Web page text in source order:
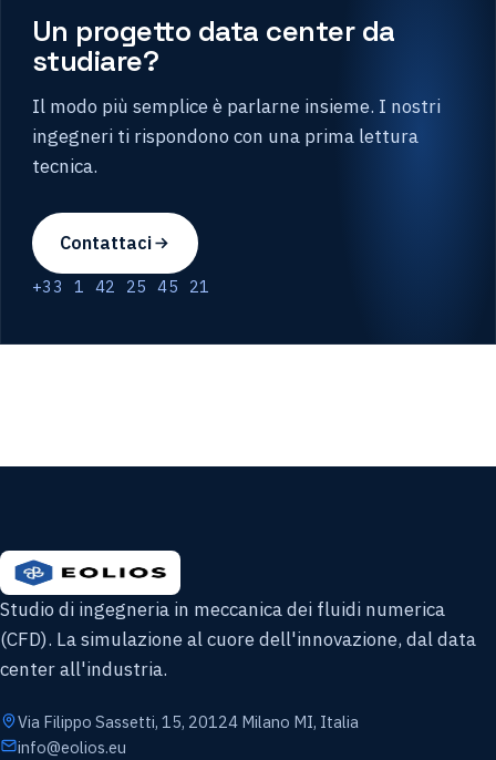
Un progetto data center da
studiare?
Il modo più semplice è parlarne insieme. I nostri
ingegneri ti rispondono con una prima lettura
tecnica.
Contattaci
+33 1 42 25 45 21
Studio di ingegneria in meccanica dei fluidi numerica
(CFD). La simulazione al cuore dell'innovazione, dal data
center all'industria.
Via Filippo Sassetti, 15, 20124 Milano MI, Italia
info@eolios.eu